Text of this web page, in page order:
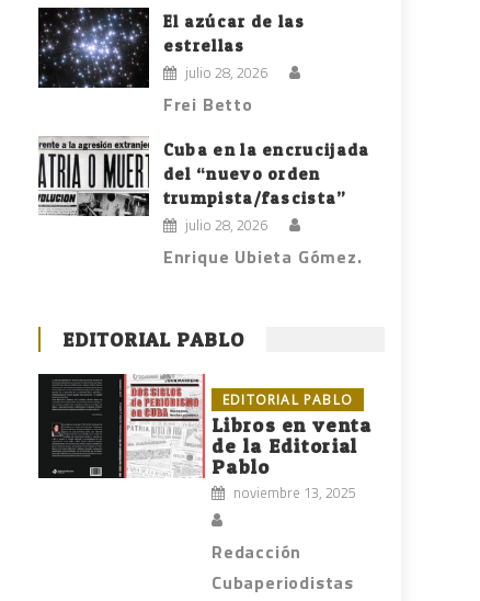
El azúcar de las
estrellas
julio 28, 2026
Frei Betto
Cuba en la encrucijada
del “nuevo orden
trumpista/fascista”
julio 28, 2026
Enrique Ubieta Gómez.
EDITORIAL PABLO
EDITORIAL PABLO
Libros en venta
de la Editorial
Pablo
noviembre 13, 2025
Redacción
Cubaperiodistas